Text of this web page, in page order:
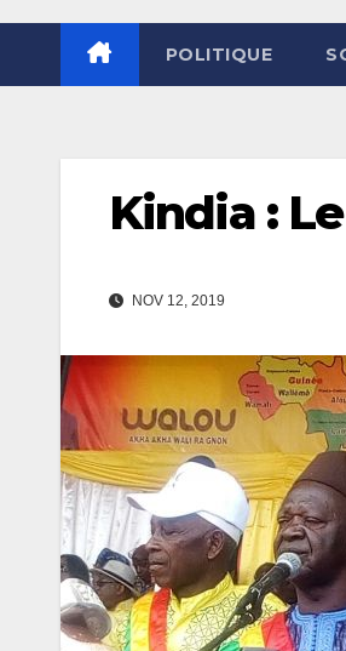
POLITIQUE
Kindia :
NOV 12, 2019